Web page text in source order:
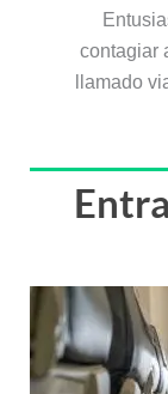
contagiar
llamado